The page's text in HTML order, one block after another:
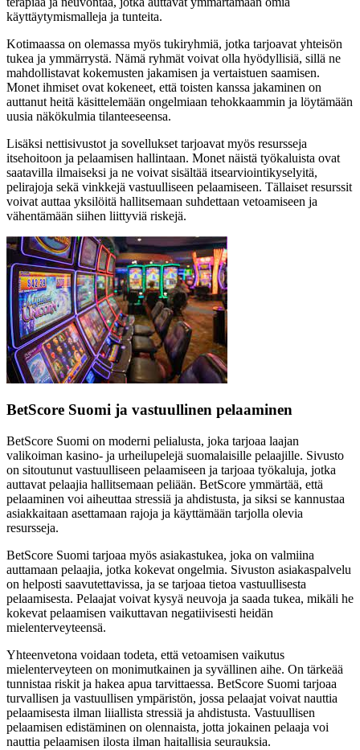
käyttäytymismalleja ja tunteita.
Kotimaassa on olemassa myös tukiryhmiä, jotka tarjoavat yhteisön
tukea ja ymmärrystä. Nämä ryhmät voivat olla hyödyllisiä, sillä ne
mahdollistavat kokemusten jakamisen ja vertaistuen saamisen.
Monet ihmiset ovat kokeneet, että toisten kanssa jakaminen on
auttanut heitä käsittelemään ongelmiaan tehokkaammin ja löytämään
uusia näkökulmia tilanteeseensa.
Lisäksi nettisivustot ja sovellukset tarjoavat myös resursseja
itsehoitoon ja pelaamisen hallintaan. Monet näistä työkaluista ovat
saatavilla ilmaiseksi ja ne voivat sisältää itsearviointikyselyitä,
pelirajoja sekä vinkkejä vastuulliseen pelaamiseen. Tällaiset resurssit
voivat auttaa yksilöitä hallitsemaan suhdettaan vetoamiseen ja
vähentämään siihen liittyviä riskejä.
BetScore Suomi ja vastuullinen pelaaminen
BetScore Suomi on moderni pelialusta, joka tarjoaa laajan
valikoiman kasino- ja urheilupelejä suomalaisille pelaajille. Sivusto
on sitoutunut vastuulliseen pelaamiseen ja tarjoaa työkaluja, jotka
auttavat pelaajia hallitsemaan peliään. BetScore ymmärtää, että
pelaaminen voi aiheuttaa stressiä ja ahdistusta, ja siksi se kannustaa
asiakkaitaan asettamaan rajoja ja käyttämään tarjolla olevia
resursseja.
BetScore Suomi tarjoaa myös asiakastukea, joka on valmiina
auttamaan pelaajia, jotka kokevat ongelmia. Sivuston asiakaspalvelu
on helposti saavutettavissa, ja se tarjoaa tietoa vastuullisesta
pelaamisesta. Pelaajat voivat kysyä neuvoja ja saada tukea, mikäli he
kokevat pelaamisen vaikuttavan negatiivisesti heidän
mielenterveyteensä.
Yhteenvetona voidaan todeta, että vetoamisen vaikutus
mielenterveyteen on monimutkainen ja syvällinen aihe. On tärkeää
tunnistaa riskit ja hakea apua tarvittaessa. BetScore Suomi tarjoaa
turvallisen ja vastuullisen ympäristön, jossa pelaajat voivat nauttia
pelaamisesta ilman liiallista stressiä ja ahdistusta. Vastuullisen
pelaamisen edistäminen on olennaista, jotta jokainen pelaaja voi
nauttia pelaamisen ilosta ilman haitallisia seurauksia.